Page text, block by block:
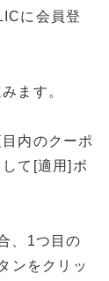
に会員登
ます。
内のクーポ
て[適用]ボ
、1つ目の
ンをクリッ